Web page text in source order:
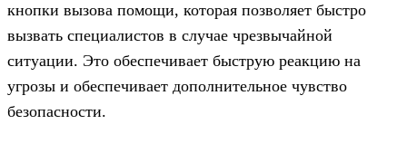
кнопки вызова помощи, которая позволяет быстро
вызвать специалистов в случае чрезвычайной
ситуации. Это обеспечивает быструю реакцию на
угрозы и обеспечивает дополнительное чувство
безопасности.